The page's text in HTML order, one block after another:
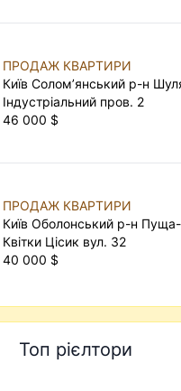
ПРОДАЖ КВАРТИРИ
Київ Солом’янський р-н
Індустріальний пров. 2
46 000 $
ПРОДАЖ КВАРТИРИ
Київ Оболонський р-н
Квітки Цісик вул. 32
40 000 $
Топ рієлтори